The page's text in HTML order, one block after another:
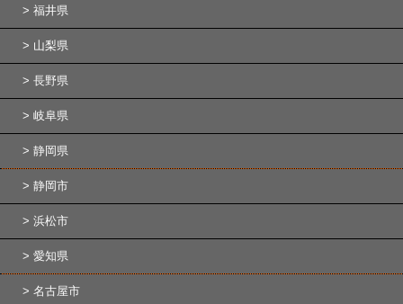
福井県
山梨県
長野県
岐阜県
静岡県
静岡市
浜松市
愛知県
名古屋市